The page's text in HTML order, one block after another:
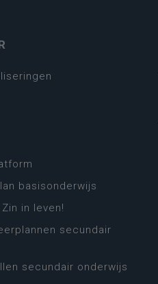
basisonderwijs
in leven!
secundair
secundair onderwijs